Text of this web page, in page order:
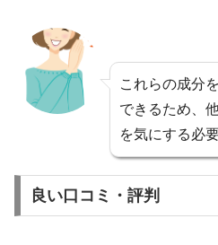
これらの成分
できるため、
を気にする必
良い口コミ・評判